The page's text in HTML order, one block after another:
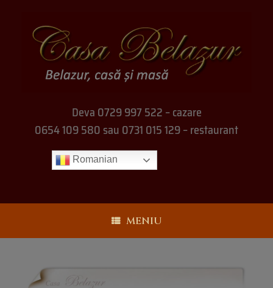
Deva 0729 997 522 – cazare
0654 109 580 sau 0731 015 129 – restaurant
Romanian
MENIU